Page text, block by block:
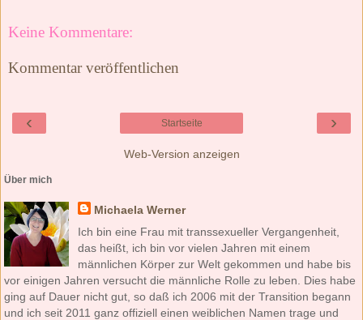
Keine Kommentare:
Kommentar veröffentlichen
‹ ›
Startseite
Web-Version anzeigen
Über mich
Michaela Werner
Ich bin eine Frau mit transsexueller Vergangenheit,
das heißt, ich bin vor vielen Jahren mit einem
männlichen Körper zur Welt gekommen und habe bis
vor einigen Jahren versucht die männliche Rolle zu leben. Dies habe
ging auf Dauer nicht gut, so daß ich 2006 mit der Transition begann
und ich seit 2011 ganz offiziell einen weiblichen Namen trage und